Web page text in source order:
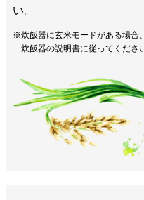
い。
※炊飯器に玄米モードがある場合
炊飯器の説明書に従ってくださ